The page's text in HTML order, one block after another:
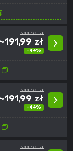
344,04 zł
~191,99 zł
-44%
344,04 zł
~191,99 zł
-44%
344,04 zł